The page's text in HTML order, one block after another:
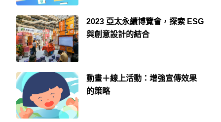
2023 亞太永續博覽會，探索 ESG
與創意設計的結合
動畫＋線上活動：增強宣傳效果
的策略